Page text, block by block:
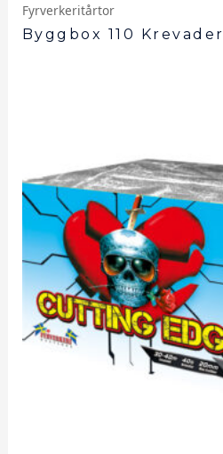
Fyrverkeritårtor
Byggbox 110 Krevader